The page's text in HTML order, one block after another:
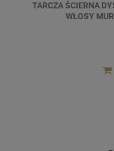
TARCZA ŚCIERNA
WŁOSY